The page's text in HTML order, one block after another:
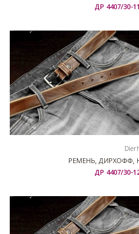
ДР 4407/30-
РЕМЕНЬ, ДИРХОФФ,
ДР 4407/30-